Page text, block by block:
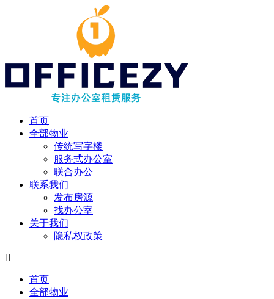
首页
全部物业
传统写字楼
服务式办公室
联合办公
联系我们
发布房源
找办公室
关于我们
隐私权政策
首页
全部物业